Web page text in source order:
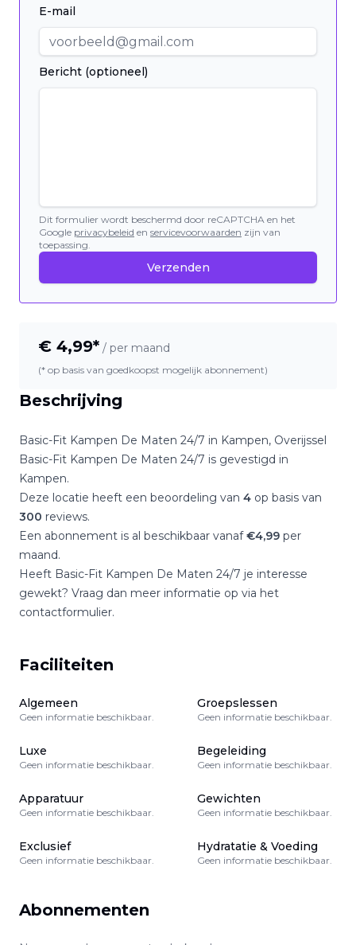
Beschrijving
Basic-Fit Kampen De Maten 24/7 in Kampen, Overijssel
Basic-Fit Kampen De Maten 24/7 is gevestigd in
Kampen.
Deze locatie heeft een beoordeling van 4 op basis van
300 reviews.
Een abonnement is al beschikbaar vanaf€4,99 per
maand.
Heeft Basic-Fit Kampen De Maten 24/7 je interesse
gewekt? Vraag dan meer informatie op via het
contactformulier.
Faciliteiten
Algemeen
Geen informatie beschikbaar.
Groepslessen
Geen informatie beschikbaar.
Luxe
Geen informatie beschikbaar.
Begeleiding
Geen informatie beschikbaar.
Apparatuur
Geen informatie beschikbaar.
Gewichten
Geen informatie beschikbaar.
Exclusief
Geen informatie beschikbaar.
Hydratatie & Voeding
Geen informatie beschikbaar.
Abonnementen
E-mail
Bericht (optioneel)
Dit formulier wordt beschermd door reCAPTCHA en het
Google privacybeleid en servicevoorwaarden zijn van
toepassing.
Verzenden
€ 4,99* / per maand
(* op basis van goedkoopst mogelijk abonnement)